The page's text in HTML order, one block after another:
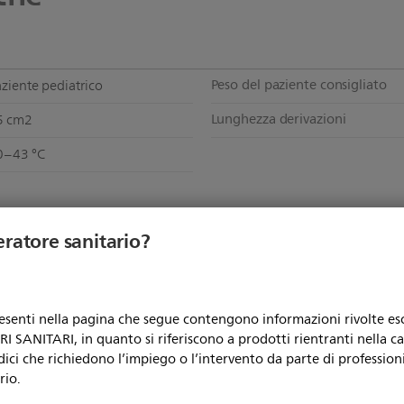
sanitario?
nella pagina che segue contengono informazioni rivolte
SANITARI, in quanto si riferiscono a prodotti rientranti nella
che richiedono l’impiego o l’intervento da parte di
pediatrico Peso del paziente consigliato
cm2 Lunghezza derivazioni
°C
uso su un solo paziente Con certificazione CE
Kg Unità di confezionamento